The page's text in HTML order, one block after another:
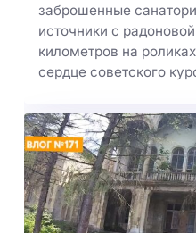
заброшенные
источники с
километров на
сердце советского